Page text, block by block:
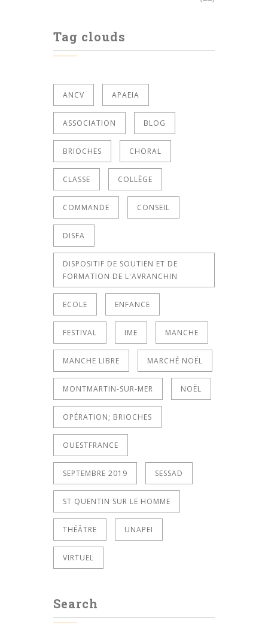
Tag clouds
ANCV APAEIA
ASSOCIATION BLOG
BRIOCHES CHORAL
CLASSE COLLÈGE
COMMANDE CONSEIL
DISFA
DISPOSITIF DE SOUTIEN ET DE
FORMATION DE L'AVRANCHIN
ECOLE ENFANCE
FESTIVAL IME MANCHE
MANCHE LIBRE MARCHÉ NOËL
MONTMARTIN-SUR-MER NOËL
OPÉRATION; BRIOCHES
OUESTFRANCE
SEPTEMBRE 2019 SESSAD
ST QUENTIN SUR LE HOMME
THÉÂTRE UNAPEI
VIRTUEL
Search